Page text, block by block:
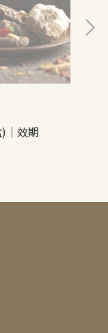
｜效期